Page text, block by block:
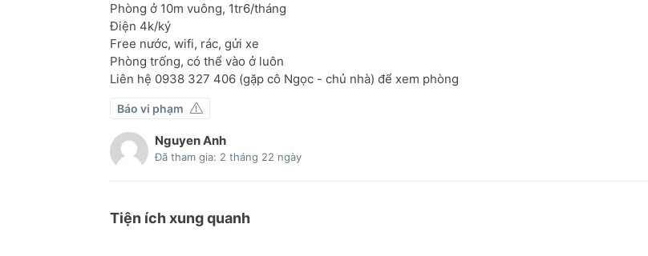
Phòng ở 10m vuông, 1tr6/tháng
Điện 4k/ký
Free nước, wifi, rác, gửi xe
Phòng trống, có thể vào ở luôn
Liên hệ 0938 327 406 (gặp cô Ngọc - chủ nhà) để xem phòng
Báo vi phạm
Nguyen Anh
Đã tham gia: 2 tháng 22 ngày
Tiện ích xung quanh